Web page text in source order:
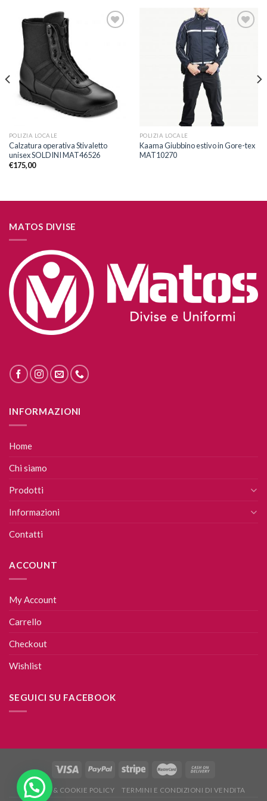
POLIZIA LOCALE
Calzatura operativa Stivaletto
unisex SOLDINI MAT46526
€175,00
Aggiungi
alla lista
desideri
POLIZIA LOCALE
Kaama Giubbino estivo in Gore-tex
MAT10270
MATOS DIVISE
INFORMAZIONI
Home
Chi siamo
Prodotti
Informazioni
Contatti
ACCOUNT
My Account
Carrello
Checkout
Wishlist
SEGUICI SU FACEBOOK
PRIVACY & COOKIE POLICY TERMINI E CONDIZIONI DI VENDITA